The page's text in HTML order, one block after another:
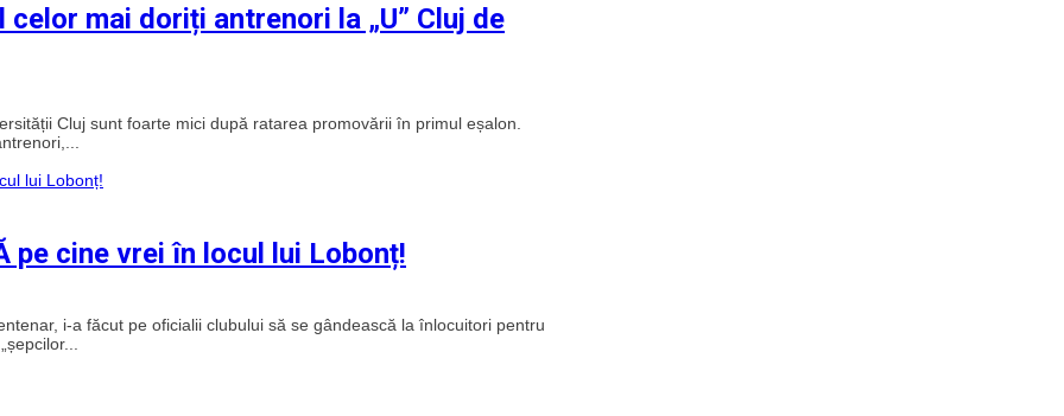
mai doriți antrenori la „U” Cluj de
Cluj sunt foarte mici după ratarea promovării în primul eșalon.
pe cine vrei în locul lui Lobonț!
i-a făcut pe oficialii clubului să se gândească la înlocuitori pentru